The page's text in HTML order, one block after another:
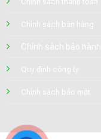
Chính sách bán hàng
Chính sách bảo hành
Quy định công ty
Chính sách bảo mật